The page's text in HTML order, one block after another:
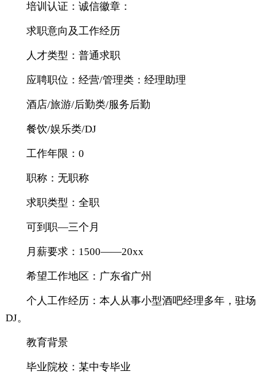
培训认证：诚信徽章：
求职意向及工作经历
人才类型：普通求职
应聘职位：经营/管理类：经理助理
酒店/旅游/后勤类/服务后勤
餐饮/娱乐类/DJ
工作年限：0
职称：无职称
求职类型：全职
可到职—三个月
月薪要求：1500——20xx
希望工作地区：广东省广州
个人工作经历：本人从事小型酒吧经理多年，驻场
DJ。
教育背景
毕业院校：某中专毕业